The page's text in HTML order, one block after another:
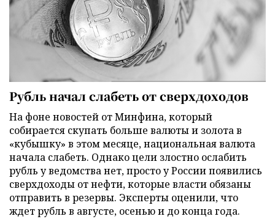
Рубль начал слабеть от сверхдоходов
На фоне новостей от Минфина, который
собирается скупать больше валюты и золота в
«кубышку» в этом месяце, национальная валюта
начала слабеть. Однако цели злостно ослабить
рубль у ведомства нет, просто у России появились
сверхдоходы от нефти, которые власти обязаны
отправить в резервы. Эксперты оценили, что
ждет рубль в августе, осенью и до конца года.